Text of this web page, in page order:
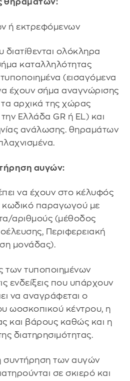
θηραμάτων:
ή εκτρεφόμενων
ολόκληρα
καταλληλότητας
(εισαγόμενα
έχουν σήμα αναγνώρισης
αρχικά της χώρας
Ελλάδα GR ή EL) και
ανάλωσης. θηραμάτων
αυγών:
να έχουν στο κέλυφός
κωδικό παραγωγού με
αριθμούς (μέθοδος
Περιφερειακή
μονάδας).
των τυποποιημένων
ενδείξεις που υπάρχουν
να αναγράφεται ο
ωοσκοπικού κέντρου, η
και βάρους καθώς και η
διατηρησιμότητας.
συντήρηση των αυγών
σε σκιερό και